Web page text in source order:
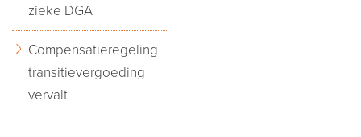
zieke DGA
Compensatieregeling
transitievergoeding
vervalt